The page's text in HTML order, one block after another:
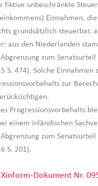
fiktive unbeschränkte
Einnahmen,
grundsätzlich steuerbar,
aus den Niederlanden
zum
S. 474). Solche
zur
Progressionsvorbehalts
einem inländischen
zum Senatsurteil
S. 201).
Dokument Nr.